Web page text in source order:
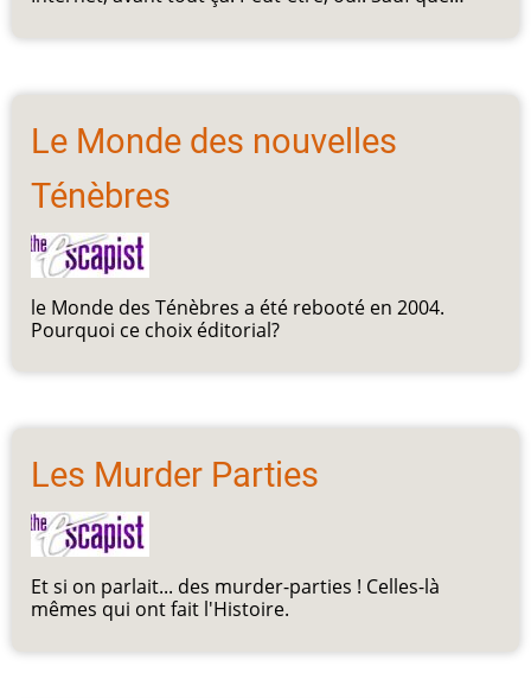
Le Monde des nouvelles
Ténèbres
le Monde des Ténèbres a été rebooté en 2004.
Pourquoi ce choix éditorial?
Les Murder Parties
Et si on parlait... des murder-parties ! Celles-là
mêmes qui ont fait l'Histoire.